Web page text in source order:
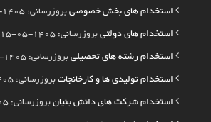
استخدام های بخش خصوصی بروزرسانی: 1405-05-15
استخدام های دولتی بروزرسانی: 1405-05-15
استخدام رشته های تحصیلی بروزرسانی: 1405-05-15
استخدام تولیدی ها و کارخانجات بروزرسانی: 1405-05-15
استخدام شرکت های دانش بنیان بروزرسانی: 1405-05-15